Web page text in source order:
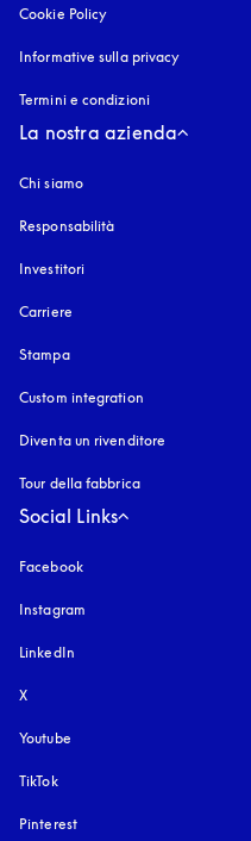
Cookie Policy
Informative sulla privacy
Termini e condizioni
La nostra azienda
Chi siamo
Responsabilità
Investitori
Carriere
Stampa
Custom integration
Diventa un rivenditore
Tour della fabbrica
Social Links
Facebook
Instagram
LinkedIn
X
Youtube
TikTok
Pinterest